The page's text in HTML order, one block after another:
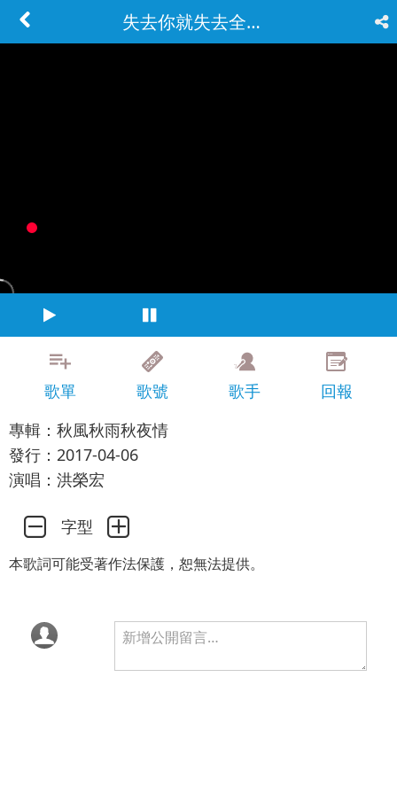
失去你就失去全世界
歌單 歌號 歌手
回報
專輯：秋風秋雨秋夜情
發行：2017-04-06
演唱：洪榮宏
字型
本歌詞可能受著作法保護，恕無法提供。